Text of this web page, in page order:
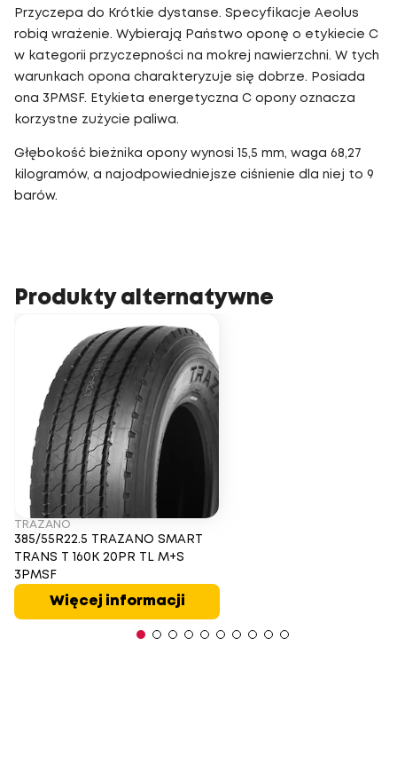
Przyczepa do Krótkie dystanse. Specyfikacje Aeolus
robią wrażenie. Wybierają Państwo oponę o etykiecie C
w kategorii przyczepności na mokrej nawierzchni. W tych
warunkach opona charakteryzuje się dobrze. Posiada
ona 3PMSF. Etykieta energetyczna C opony oznacza
korzystne zużycie paliwa.
Głębokość bieżnika opony wynosi 15,5 mm, waga 68,27
kilogramów, a najodpowiedniejsze ciśnienie dla niej to 9
barów.
Produkty alternatywne
TRAZANO
385/55R22.5 TRAZANO SMART
TRANS T 160K 20PR TL M+S
3PMSF
Więcej informacji